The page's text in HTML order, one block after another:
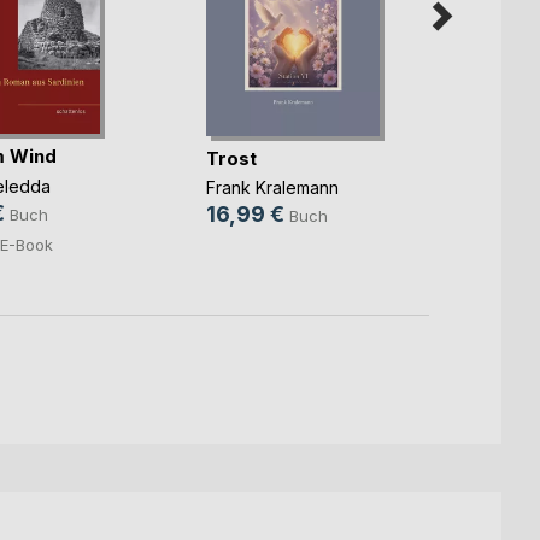
Wind
Buch
E-Book
Trost
Frank Kralemann
16,99 € Buch